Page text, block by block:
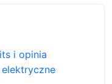
i opinia